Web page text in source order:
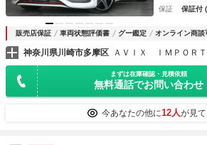
保証
保証付
販売店保証 車両状態評価書 グー鑑定 オンライン商談
神奈川県川崎市多摩区
まずは在庫確認・見積依頼
無料通話でお問い合わせ
今あなたの他に12人が見